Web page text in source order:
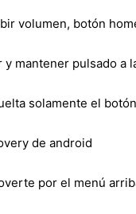
volumen, botón
mantener pulsado
solamente el
de android
por el menú